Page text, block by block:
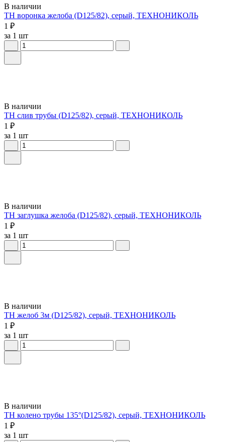
В наличии
ТН воронка желоба (D125/82), серый, ТЕХНОНИКОЛЬ
1 ₽
за 1 шт
В наличии
ТН слив трубы (D125/82), серый, ТЕХНОНИКОЛЬ
1 ₽
за 1 шт
В наличии
ТН заглушка желоба (D125/82), серый, ТЕХНОНИКОЛЬ
1 ₽
за 1 шт
В наличии
ТН желоб 3м (D125/82), серый, ТЕХНОНИКОЛЬ
1 ₽
за 1 шт
В наличии
ТН колено трубы 135°(D125/82), серый, ТЕХНОНИКОЛЬ
1 ₽
за 1 шт